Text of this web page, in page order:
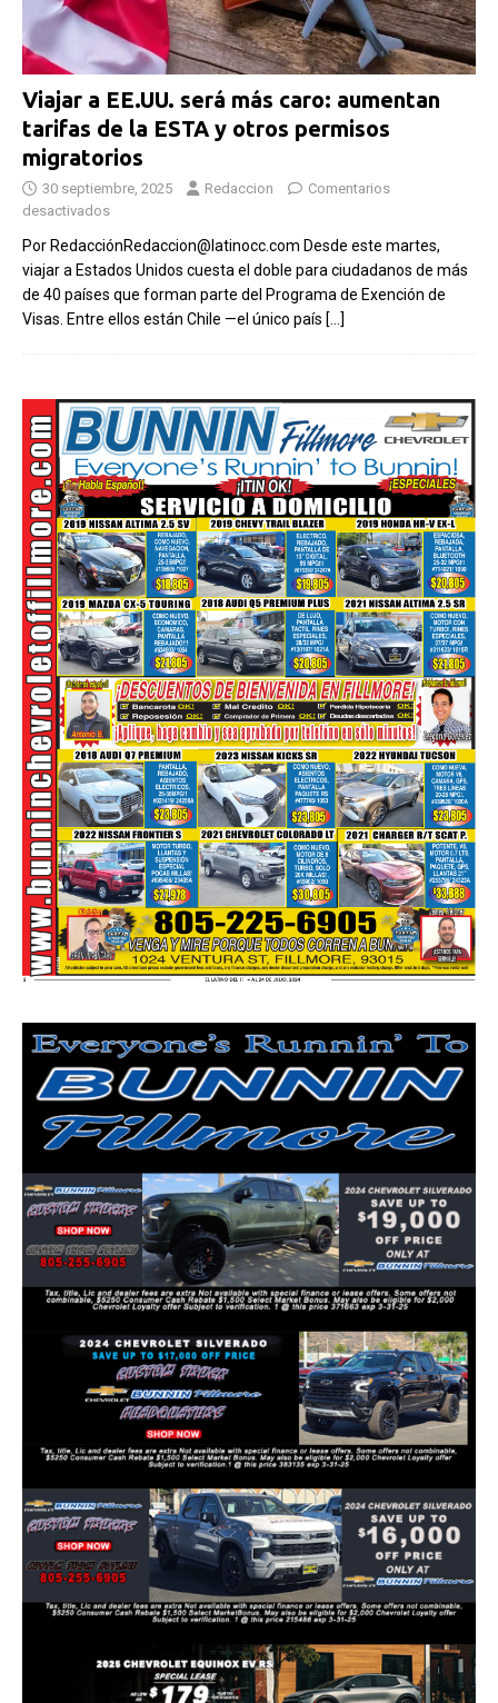
Viajar a EE.UU. será más caro: aumentan
tarifas de la ESTA y otros permisos
migratorios
30 septiembre, 2025 Redaccion
Comentarios
desactivados
Por RedacciónRedaccion@latinocc.com Desde este martes,
viajar a Estados Unidos cuesta el doble para ciudadanos de más
de 40 países que forman parte del Programa de Exención de
Visas. Entre ellos están Chile —el único país […]